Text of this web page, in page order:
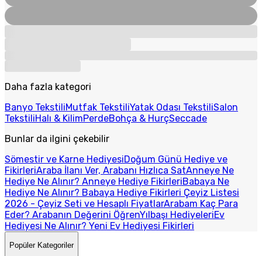
Daha fazla kategori
Banyo TekstiliMutfak TekstiliYatak Odası TekstiliSalon
TekstiliHalı & KilimPerdeBohça & HurçSeccade
Bunlar da ilgini çekebilir
Sömestir ve Karne HediyesiDoğum Günü Hediye ve
FikirleriAraba İlanı Ver, Arabanı Hızlıca SatAnneye Ne
Hediye Ne Alınır? Anneye Hediye FikirleriBabaya Ne
Hediye Ne Alınır? Babaya Hediye Fikirleri Çeyiz Listesi
2026 - Çeyiz Seti ve Hesaplı FiyatlarArabam Kaç Para
Eder? Arabanın Değerini ÖğrenYılbaşı HediyeleriEv
Hediyesi Ne Alınır? Yeni Ev Hediyesi Fikirleri
Popüler Kategoriler